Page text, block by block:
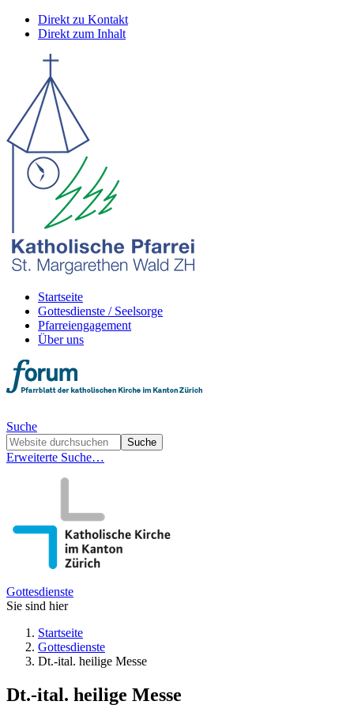
Direkt zu Kontakt
Direkt zum Inhalt
Startseite
Gottesdienste / Seelsorge
Pfarreiengagement
Über uns
Suche
Erweiterte Suche…
Gottesdienste
Sie sind hier
Startseite
Gottesdienste
Dt.-ital. heilige Messe
Dt.-ital. heilige Messe